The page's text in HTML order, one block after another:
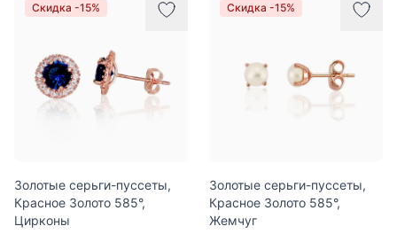
Скидка -15%
Золотые серьги-пуссеты,
Красное Золото 585°,
Цирконы
Скидка -15%
Золотые серьги-пуссеты,
Красное Золото 585°,
Жемчуг